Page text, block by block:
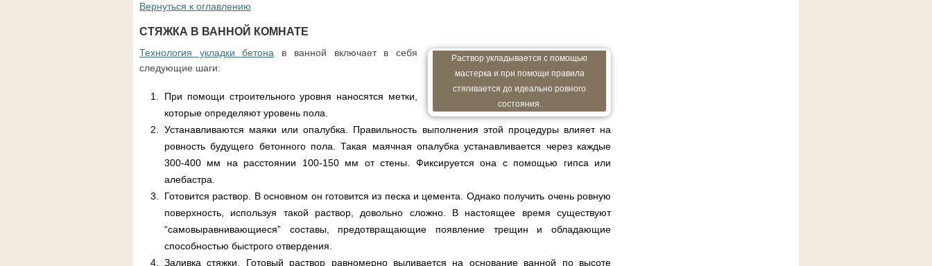
Вернуться к оглавлению
СТЯЖКА В ВАННОЙ КОМНАТЕ
Раствор укладывается с помощью
мастерка и при помощи правила
стягивается до идеально ровного
состояния.
Технология укладки бетона в ванной включает в себя
следующие шаги:
При помощи строительного уровня наносятся метки,
которые определяют уровень пола.
Устанавливаются маяки или опалубка. Правильность выполнения этой процедуры влияет на
ровность будущего бетонного пола. Такая маячная опалубка устанавливается через каждые
300-400 мм на расстоянии 100-150 мм от стены. Фиксируется она с помощью гипса или
алебастра.
Готовится раствор. В основном он готовится из песка и цемента. Однако получить очень ровную
поверхность, используя такой раствор, довольно сложно. В настоящее время существуют
“самовыравнивающиеся” составы, предотвращающие появление трещин и обладающие
способностью быстрого отвердения.
Заливка стяжки. Готовый раствор равномерно выливается на основание ванной по высоте